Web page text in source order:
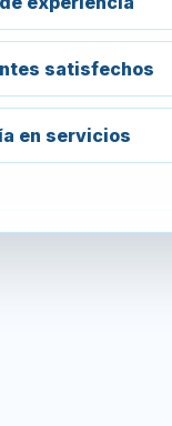
satisfechos
en servicios